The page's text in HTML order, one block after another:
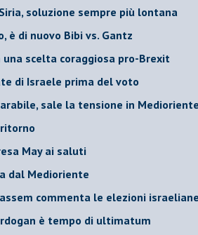
soluzione sempre più lontana
è di nuovo Bibi vs. Gantz
una scelta coraggiosa pro-Brexit
di Israele prima del voto
sale la tensione in
May ai saluti
dal Medioriente
commenta le elezioni
è tempo di ultimatum